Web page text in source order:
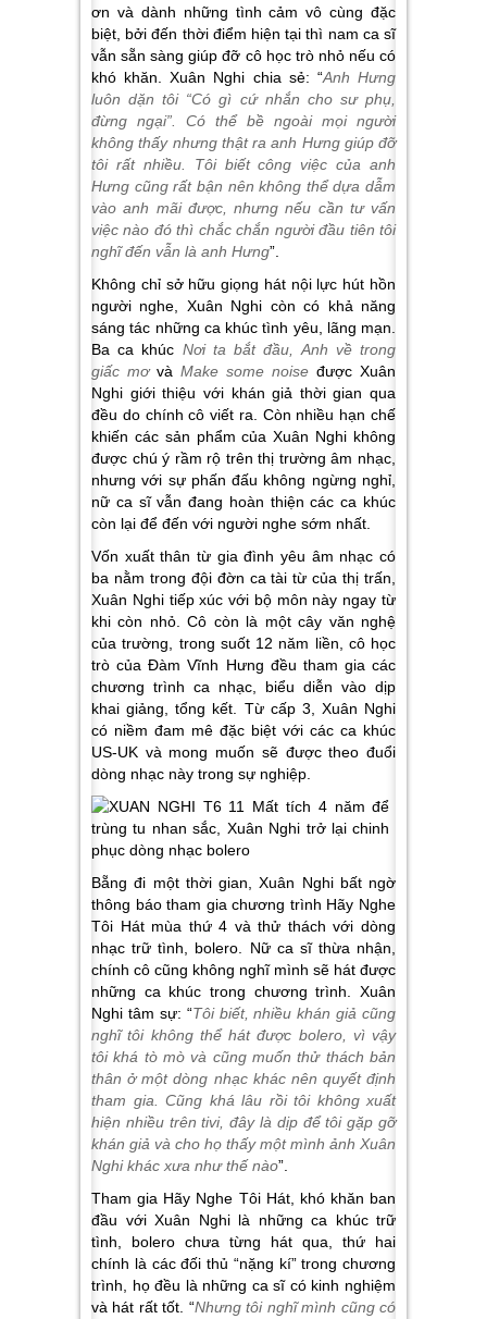
ơn và dành những tình cảm vô cùng đặc
biệt, bởi đến thời điểm hiện tại thì nam ca sĩ
vẫn sẵn sàng giúp đỡ cô học trò nhỏ nếu có
khó khăn. Xuân Nghi chia sẻ: “Anh Hưng
luôn dặn tôi “Có gì cứ nhắn cho sư phụ,
đừng ngại”. Có thể bề ngoài mọi người
không thấy nhưng thật ra anh Hưng giúp đỡ
tôi rất nhiều. Tôi biết công việc của anh
Hưng cũng rất bận nên không thể dựa dẫm
vào anh mãi được, nhưng nếu cần tư vấn
việc nào đó thì chắc chắn người đầu tiên tôi
nghĩ đến vẫn là anh Hưng”.
Không chỉ sở hữu giọng hát nội lực hút hồn
người nghe, Xuân Nghi còn có khả năng
sáng tác những ca khúc tình yêu, lãng mạn.
Ba ca khúc Nơi ta bắt đầu, Anh về trong
giấc mơvà Make some noise được Xuân
Nghi giới thiệu với khán giả thời gian qua
đều do chính cô viết ra. Còn nhiều hạn chế
khiến các sản phẩm của Xuân Nghi không
được chú ý rầm rộ trên thị trường âm nhạc,
nhưng với sự phấn đấu không ngừng nghỉ,
nữ ca sĩ vẫn đang hoàn thiện các ca khúc
còn lại để đến với người nghe sớm nhất.
Vốn xuất thân từ gia đình yêu âm nhạc có
ba nằm trong đội đờn ca tài từ của thị trấn,
Xuân Nghi tiếp xúc với bộ môn này ngay từ
khi còn nhỏ. Cô còn là một cây văn nghệ
của trường, trong suốt 12 năm liền, cô học
trò của Đàm Vĩnh Hưng đều tham gia các
chương trình ca nhạc, biểu diễn vào dịp
khai giảng, tổng kết. Từ cấp 3, Xuân Nghi
có niềm đam mê đặc biệt với các ca khúc
US-UK và mong muốn sẽ được theo đuổi
dòng nhạc này trong sự nghiệp.
Bẵng đi một thời gian, Xuân Nghi bất ngờ
thông báo tham gia chương trình Hãy Nghe
Tôi Hát mùa thứ 4 và thử thách với dòng
nhạc trữ tình, bolero. Nữ ca sĩ thừa nhận,
chính cô cũng không nghĩ mình sẽ hát được
những ca khúc trong chương trình. Xuân
Nghi tâm sự: “Tôi biết, nhiều khán giả cũng
nghĩ tôi không thể hát được bolero, vì vậy
tôi khá tò mò và cũng muốn thử thách bản
thân ở một dòng nhạc khác nên quyết định
tham gia. Cũng khá lâu rồi tôi không xuất
hiện nhiều trên tivi, đây là dịp để tôi gặp gỡ
khán giả và cho họ thấy một mình ảnh Xuân
Nghi khác xưa như thế nào”.
Tham gia Hãy Nghe Tôi Hát, khó khăn ban
đầu với Xuân Nghi là những ca khúc trữ
tình, bolero chưa từng hát qua, thứ hai
chính là các đối thủ “nặng kí” trong chương
trình, họ đều là những ca sĩ có kinh nghiệm
và hát rất tốt. “Nhưng tôi nghĩ mình cũng có